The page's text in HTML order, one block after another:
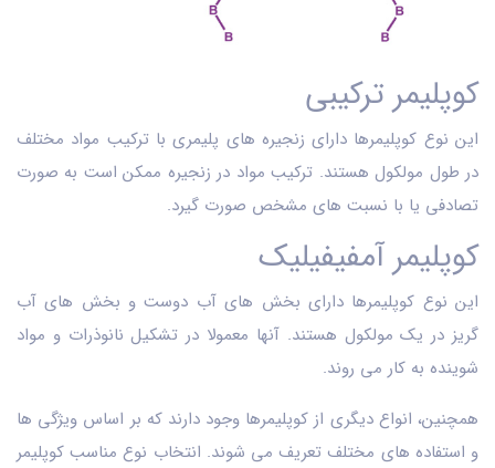
کوپلیمر‌ ترکیبی
این نوع کوپلیمرها دارای زنجیره‌ های پلیمری با ترکیب مواد مختلف
در طول مولکول هستند. ترکیب مواد در زنجیره ممکن است به صورت
تصادفی یا با نسبت ‌های مشخص صورت گیرد.
کوپلیمر آمفیفیلیک
این نوع کوپلیمرها دارای بخش‌ های آب ‌دوست و بخش ‌های آب‌
گریز در یک مولکول هستند. آنها معمولا در تشکیل نانوذرات و مواد
شوینده به کار می ‌روند.
همچنین، انواع دیگری از کوپلیمرها وجود دارند که بر اساس ویژگی ‌ها
و استفاده‌ های مختلف تعریف می ‌شوند. انتخاب نوع مناسب کوپلیمر